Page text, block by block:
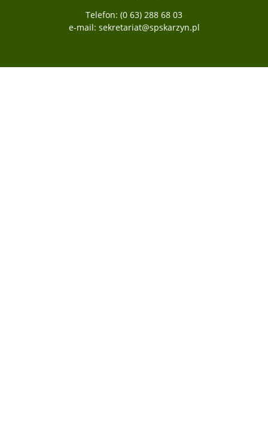
Telefon: (0 63) 288 68 03
e-mail: sekretariat@spskarzyn.pl